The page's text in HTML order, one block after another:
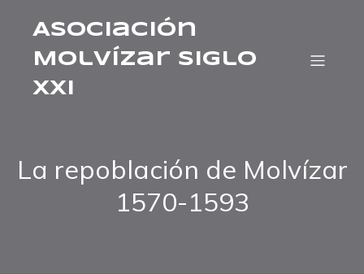
Asociación
Molvízar Siglo
XXI
La repoblación de Molvízar
1570-1593